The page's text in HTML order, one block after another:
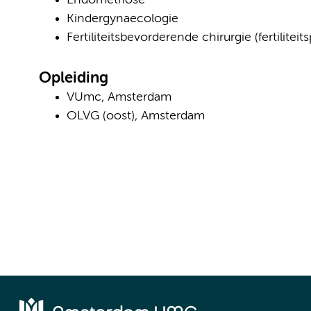
Kindergynaecologie
Fertiliteitsbevorderende chirurgie
Opleiding
VUmc, Amsterdam
OLVG (oost), Amsterdam